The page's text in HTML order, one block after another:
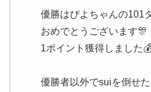
優勝はぴよちゃんの101
おめでとうございます🎊
1ポイント獲得しました
優勝者以外でsuiを倒せ